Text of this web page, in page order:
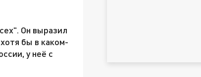
Он выразил
бы в каком-
у неё с